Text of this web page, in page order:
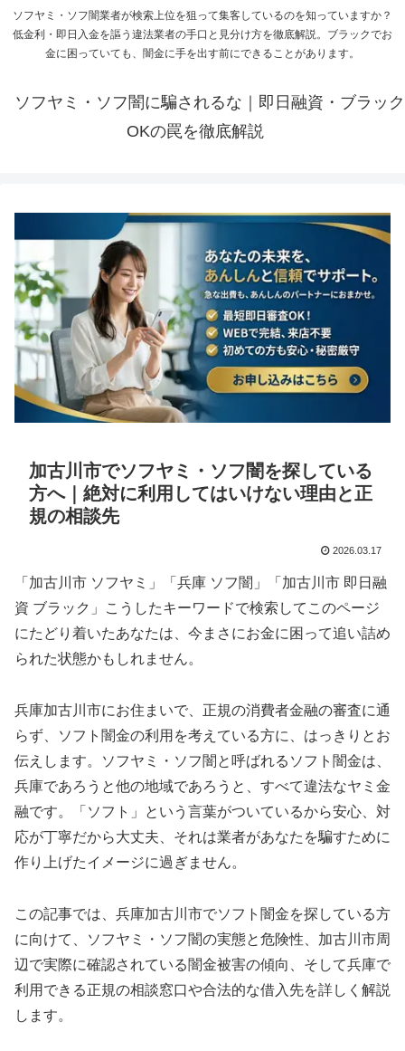
ソフヤミ・ソフ闇業者が検索上位を狙って集客しているのを知っていますか？
低金利・即日入金を謳う違法業者の手口と見分け方を徹底解説。ブラックでお
金に困っていても、闇金に手を出す前にできることがあります。
ソフヤミ・ソフ闇に騙されるな｜即日融資・ブラック
OKの罠を徹底解説
加古川市でソフヤミ・ソフ闇を探している
方へ｜絶対に利用してはいけない理由と正
規の相談先
2026.03.17
「加古川市 ソフヤミ」「兵庫 ソフ闇」「加古川市 即日融
資 ブラック」こうしたキーワードで検索してこのページ
にたどり着いたあなたは、今まさにお金に困って追い詰め
られた状態かもしれません。
兵庫加古川市にお住まいで、正規の消費者金融の審査に通
らず、ソフト闇金の利用を考えている方に、はっきりとお
伝えします。ソフヤミ・ソフ闇と呼ばれるソフト闇金は、
兵庫であろうと他の地域であろうと、すべて違法なヤミ金
融です。「ソフト」という言葉がついているから安心、対
応が丁寧だから大丈夫、それは業者があなたを騙すために
作り上げたイメージに過ぎません。
この記事では、兵庫加古川市でソフト闇金を探している方
に向けて、ソフヤミ・ソフ闇の実態と危険性、加古川市周
辺で実際に確認されている闇金被害の傾向、そして兵庫で
利用できる正規の相談窓口や合法的な借入先を詳しく解説
します。